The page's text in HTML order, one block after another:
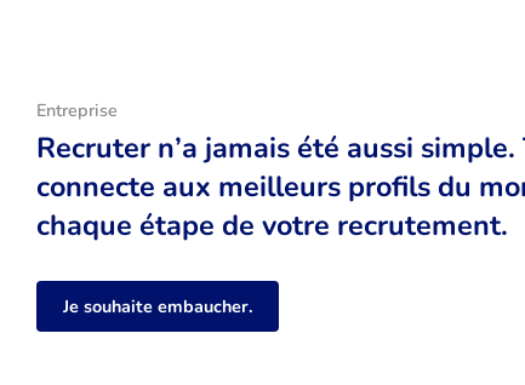
Entreprise
Recruter n’a jamais été aussi
connecte aux meilleurs profils du
chaque étape de votre recrutement.
Je souhaite embaucher.